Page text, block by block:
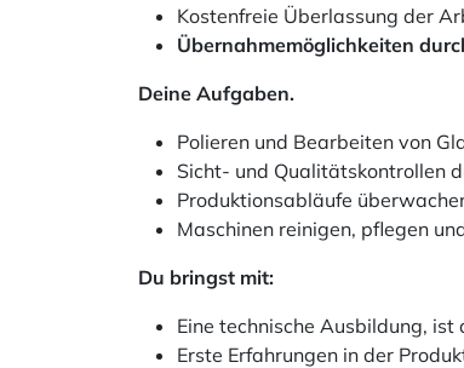
Kostenfreie Überlassung der
Übernahmemöglichkeiten
Deine Aufgaben.
Polieren und Bearbeiten von
Sicht- und Qualitätskontrollen
Produktionsabläufe
Maschinen reinigen, pflegen
Du bringst mit:
Eine technische Ausbildung, ist
Erste Erfahrungen in der